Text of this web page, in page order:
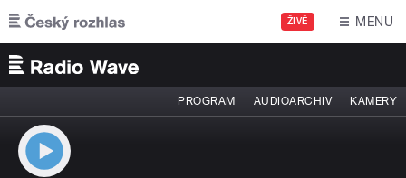
Přejít k hlavnímu obsahu
ŽIVĚ MENU
PROGRAM AUDIOARCHIV KAMERY